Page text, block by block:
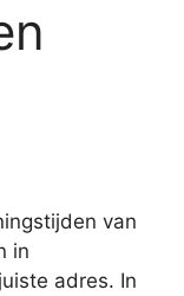
van
in
adres. In